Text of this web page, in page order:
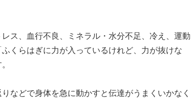
ス、血行不良、ミネラル・水分不足、冷え、運動
くらはぎに力が入っているけれど、力が抜けな
などで身体を急に動かすと伝達がうまくいかなく